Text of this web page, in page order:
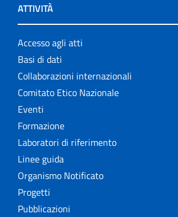
ATTIVITÀ
Accesso agli atti
Basi di dati
Collaborazioni internazionali
Comitato Etico Nazionale
Eventi
Formazione
Laboratori di riferimento
Linee guida
Organismo Notificato
Progetti
Pubblicazioni